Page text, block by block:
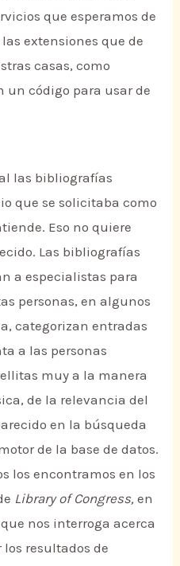
que esperamos de
extensiones que de
casas, como
un código para usar de
las bibliografías
que se solicitaba como
Eso no quiere
Las bibliografías
a especialistas para
personas, en algunos
categorizan entradas
a las personas
muy a la manera
de la relevancia del
en la búsqueda
de la base de datos.
los encontramos en los
Library of Congress, en
nos interroga acerca
resultados de